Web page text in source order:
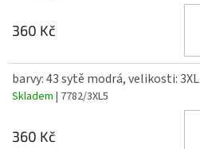
360 Kč
barvy: 43 sytě modrá, velikosti: 3XL
Skladem | 7782/3XL5
360 Kč